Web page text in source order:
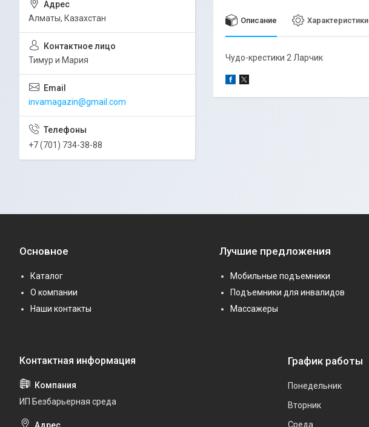
Описание Характеристики
Чудо-крестики 2 Ларчик
Алматы, Казахстан
Тимур и Мария
invamagazin@gmail.com
+7 (701) 734-38-88
Основное
Каталог
О компании
Наши контакты
Лучшие предложения
Мобильные подъемники
Подъемники для инвалидов
Массажеры
ИП Безбарьерная среда
График работы
Понедельник
Вторник
Среда